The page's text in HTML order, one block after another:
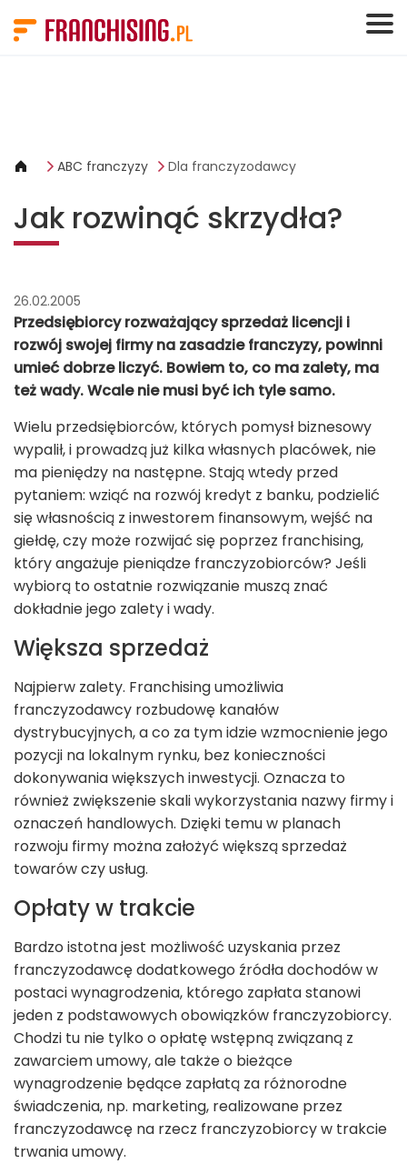
ABC franczyzy Dla franczyzodawcy
Jak rozwinąć skrzydła?
26.02.2005
Przedsiębiorcy rozważający sprzedaż licencji i
rozwój swojej firmy na zasadzie franczyzy, powinni
umieć dobrze liczyć. Bowiem to, co ma zalety, ma
też wady. Wcale nie musi być ich tyle samo.
Wielu przedsiębiorców, których pomysł biznesowy
wypalił, i prowadzą już kilka własnych placówek, nie
ma pieniędzy na następne. Stają wtedy przed
pytaniem: wziąć na rozwój kredyt z banku, podzielić
się własnością z inwestorem finansowym, wejść na
giełdę, czy może rozwijać się poprzez franchising,
który angażuje pieniądze franczyzobiorców? Jeśli
wybiorą to ostatnie rozwiązanie muszą znać
dokładnie jego zalety i wady.
Większa sprzedaż
Najpierw zalety. Franchising umożliwia
franczyzodawcy rozbudowę kanałów
dystrybucyjnych, a co za tym idzie wzmocnienie jego
pozycji na lokalnym rynku, bez konieczności
dokonywania większych inwestycji. Oznacza to
również zwiększenie skali wykorzystania nazwy firmy i
oznaczeń handlowych. Dzięki temu w planach
rozwoju firmy można założyć większą sprzedaż
towarów czy usług.
Opłaty w trakcie
Bardzo istotna jest możliwość uzyskania przez
franczyzodawcę dodatkowego źródła dochodów w
postaci wynagrodzenia, którego zapłata stanowi
jeden z podstawowych obowiązków franczyzobiorcy.
Chodzi tu nie tylko o opłatę wstępną związaną z
zawarciem umowy, ale także o bieżące
wynagrodzenie będące zapłatą za różnorodne
świadczenia, np. marketing, realizowane przez
franczyzodawcę na rzecz franczyzobiorcy w trakcie
trwania umowy.